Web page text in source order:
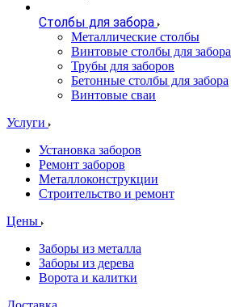
Столбы для забора
Металлические столбы
Винтовые столбы для забора
Трубы для заборов
Бетонные столбы для забора
Винтовые сваи
Услуги
Установка заборов
Ремонт заборов
Металлоконструкции
Строительство и ремонт
Цены
Заборы из металла
Заборы из дерева
Ворота и калитки